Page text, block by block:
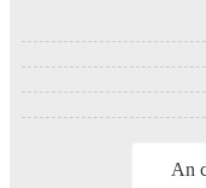
An